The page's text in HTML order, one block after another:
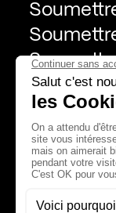
Page
PagePage